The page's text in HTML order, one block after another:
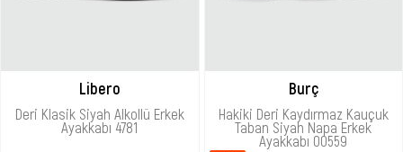
Libero
Deri Klasik Siyah Alkollü Erkek
Ayakkabı 4781
Burç
Hakiki Deri Kaydırmaz Kauçuk
Taban Siyah Napa Erkek
Ayakkabı 00559